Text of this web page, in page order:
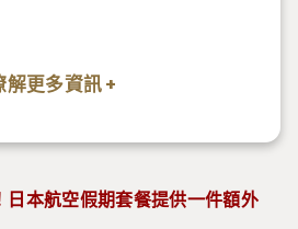
解更多資訊
日本航空假期套餐提供一件額外